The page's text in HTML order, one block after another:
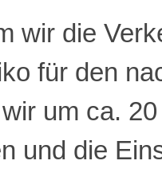
wir die
für den
um ca.
und die